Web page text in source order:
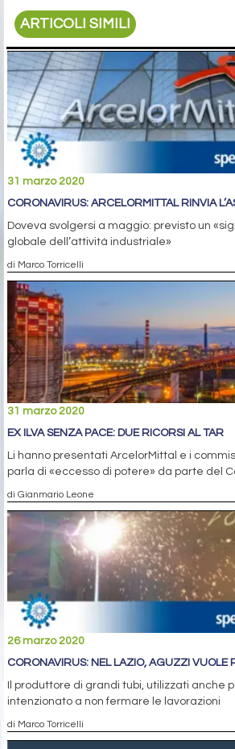
ARTICOLI SIMILI
31 marzo 2020
CORONAVIRUS: ARCELORMITTAL RINVIA
Doveva svolgersi a maggio: previsto un
globale dell’attività industriale»
di Marco Torricelli
31 marzo 2020
EX ILVA SENZA PACE: DUE RICORSI AL TAR
Li hanno presentati ArcelorMittal e i
parla di «eccesso di potere» da parte del
di Gianmario Leone
26 marzo 2020
CORONAVIRUS: NEL LAZIO, AGUZZI VUOLE
Il produttore di grandi tubi, utilizzati anche
intenzionato a non fermare le lavorazioni
di Marco Torricelli